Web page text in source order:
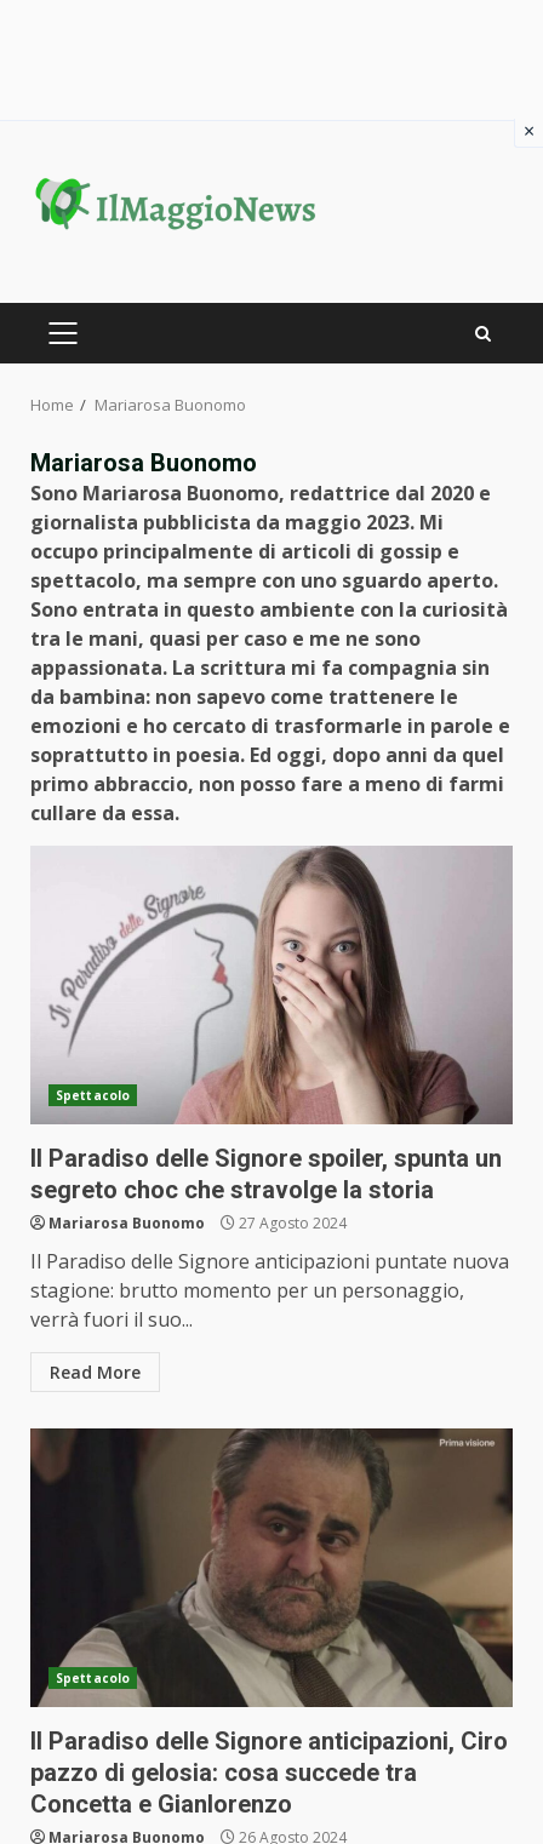
content
PRIMARY
Home Mariarosa Buonomo
Mariarosa Buonomo
Sono Mariarosa Buonomo, redattrice dal 2020 e
giornalista pubblicista da maggio 2023. Mi
occupo principalmente di articoli di gossip e
spettacolo, ma sempre con uno sguardo aperto.
Sono entrata in questo ambiente con la curiosità
tra le mani, quasi per caso e me ne sono
appassionata. La scrittura mi fa compagnia sin
da bambina: non sapevo come trattenere le
emozioni e ho cercato di trasformarle in parole e
soprattutto in poesia. Ed oggi, dopo anni da quel
primo abbraccio, non posso fare a meno di farmi
cullare da essa.
Spettacolo
Il Paradiso delle Signore spoiler, spunta un
segreto choc che stravolge la storia
Mariarosa Buonomo 27 Agosto 2024
Il Paradiso delle Signore anticipazioni puntate nuova
stagione: brutto momento per un personaggio,
verrà fuori il suo...
Read More
Spettacolo
Il Paradiso delle Signore anticipazioni, Ciro
pazzo di gelosia: cosa succede tra
Concetta e Gianlorenzo
Mariarosa Buonomo 26 Agosto 2024
×